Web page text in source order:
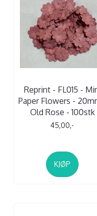
Reprint - FL015 -
Paper Flowers -
Old Rose - 100stk
45,00,-
KJØP